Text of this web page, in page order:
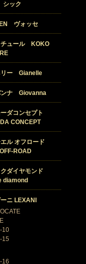
ック
ヴォッセ
チュール KOKO
リー Gianelle
ンナ Giovanna
ダコンセプト
CONCEPT
エル オフロード
ROAD
クダイヤモンド
diamond
ニ LEXANI
10
15
16